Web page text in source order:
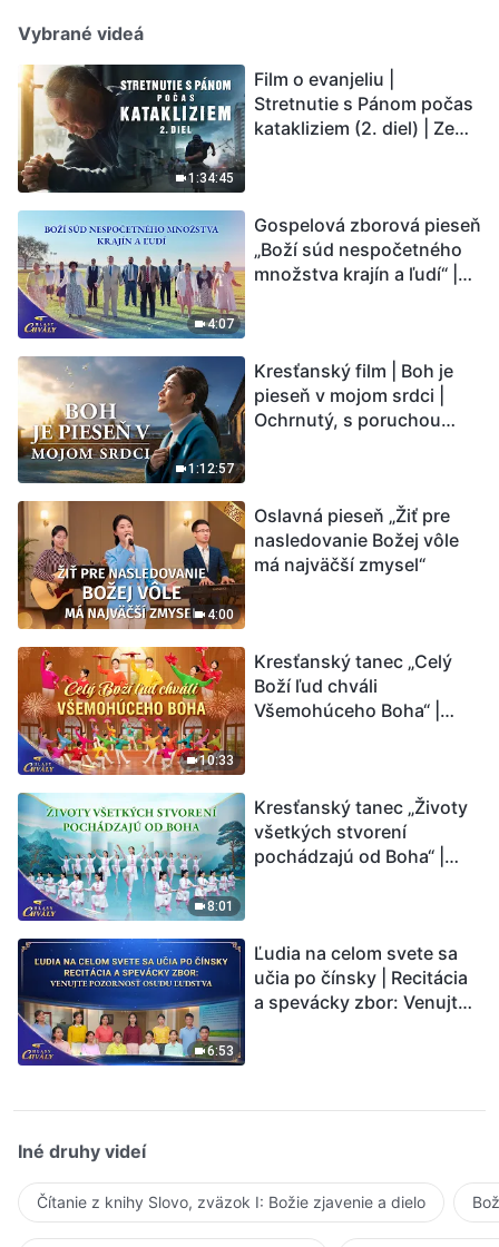
Vybrané videá
1:34:45
Film o evanjeliu |
Stretnutie s Pánom počas
katakliziem (2. diel) | Zem
Ľudstvu sa začína
odpočítavať čas. Našli ste
spôsob, ako prežiť?
4:07
Gospelová zborová pieseň
„Boží súd nespočetného
množstva krajín a ľudí“ |
1:12:57
Kresťanský film | Boh je
pieseň v mojom srdci |
Ochrnutý, s poruchou
4:00
Oslavná pieseň „Žiť pre
nasledovanie Božej vôle
má najväčší zmysel“
10:33
Kresťanský tanec „Celý
Boží ľud chváli
Všemohúceho Boha“ |
8:01
Kresťanský tanec „Životy
všetkých stvorení
pochádzajú od Boha“ |
6:53
Ľudia na celom svete sa
učia po čínsky | Recitácia
a spevácky zbor: Venujte
Iné druhy videí
Čítanie z knihy Slovo, zväzok I: Božie zjavenie a dielo